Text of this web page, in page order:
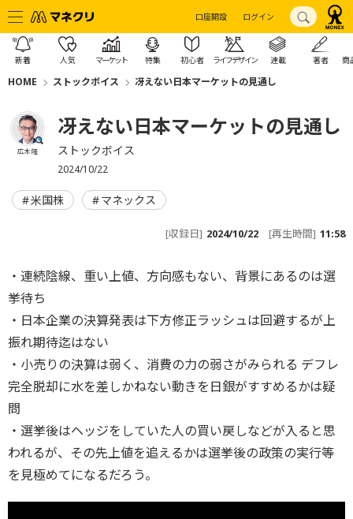
口座開設 ログイン
新着 人気 マーケット 特集 初心者 ライフデザイン 連載 著者 商
HOME ストックボイス 冴えない日本マーケットの見通し
広木 隆
冴えない日本マーケットの見通し
ストックボイス
2024/10/22
米国株 マネックス
[収録日] 2024/10/22 [再生時間] 11:58
・連続陰線、重い上値、方向感もない、背景にあるのは選
挙待ち
・日本企業の決算発表は下方修正ラッシュは回避するが上
振れ期待迄はない
・小売りの決算は弱く、消費の力の弱さがみられる デフレ
完全脱却に水を差しかねない動きを日銀がすすめるかは疑
問
・選挙後はヘッジをしていた人の買い戻しなどが入ると思
われるが、その先上値を追えるかは選挙後の政策の実行等
を見極めてになるだろう。